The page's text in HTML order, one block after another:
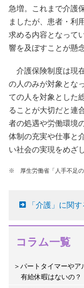
急増。これまで介護
ましたが、患者・利
求める内容となって
響を及ぼすことが懸
介護保険制度は現
の人のみが対象とな
ての人を対象とした
ることが大切だと連
者の処遇や労働環境
体制の充実や仕事と
い社会の実現をめざ
※ 厚生労働省「人手不足の
「介護」に関
コラム一覧
パートタイマーやア
有給休暇はないの？